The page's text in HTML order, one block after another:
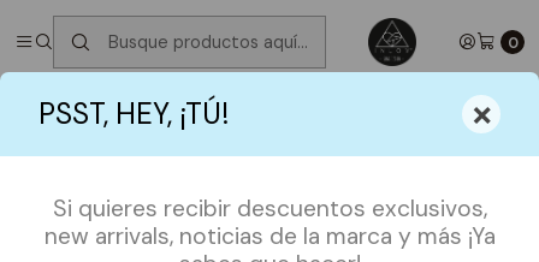
PSST, HEY, ¡TÚ! ×
Si quieres recibir descuentos exclusivos,
new arrivals, noticias de la marca y más ¡Ya
0
✮ ⋆ ˚｡𖦹 ⋆｡°✩Próximos Despachos martes 11 de Agosto
⋆｡°✩